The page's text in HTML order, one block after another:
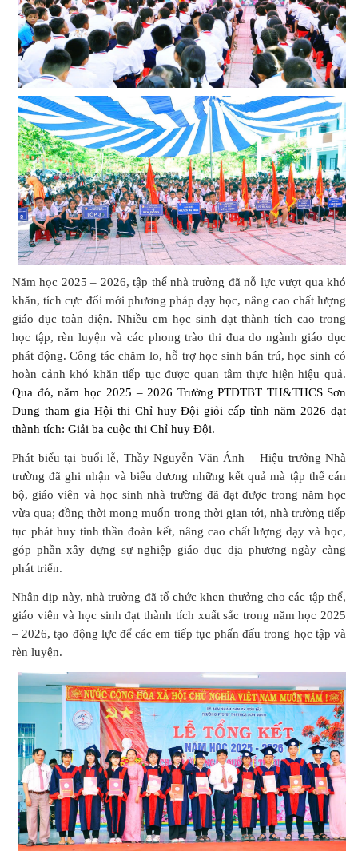
Năm học 2025 – 2026, tập thể nhà trường đã nỗ lực vượt qua khó
khăn, tích cực đổi mới phương pháp dạy học, nâng cao chất lượng
giáo dục toàn diện. Nhiều em học sinh đạt thành tích cao trong
học tập, rèn luyện và các phong trào thi đua do ngành giáo dục
phát động. Công tác chăm lo, hỗ trợ học sinh bán trú, học sinh có
hoàn cảnh khó khăn tiếp tục được quan tâm thực hiện hiệu quả.
Qua đó, năm học 2025 – 2026 Trường PTDTBT TH&THCS Sơn
Dung tham gia Hội thi Chỉ huy Đội giỏi cấp tỉnh năm 2026 đạt
thành tích: Giải ba cuộc thi Chỉ huy Đội.
Phát biểu tại buổi lễ, Thầy Nguyễn Văn Ánh – Hiệu trưởng Nhà
trường đã ghi nhận và biểu dương những kết quả mà tập thể cán
bộ, giáo viên và học sinh nhà trường đã đạt được trong năm học
vừa qua; đồng thời mong muốn trong thời gian tới, nhà trường tiếp
tục phát huy tinh thần đoàn kết, nâng cao chất lượng dạy và học,
góp phần xây dựng sự nghiệp giáo dục địa phương ngày càng
phát triển.
Nhân dịp này, nhà trường đã tổ chức khen thưởng cho các tập thể,
giáo viên và học sinh đạt thành tích xuất sắc trong năm học 2025
– 2026, tạo động lực để các em tiếp tục phấn đấu trong học tập và
rèn luyện.